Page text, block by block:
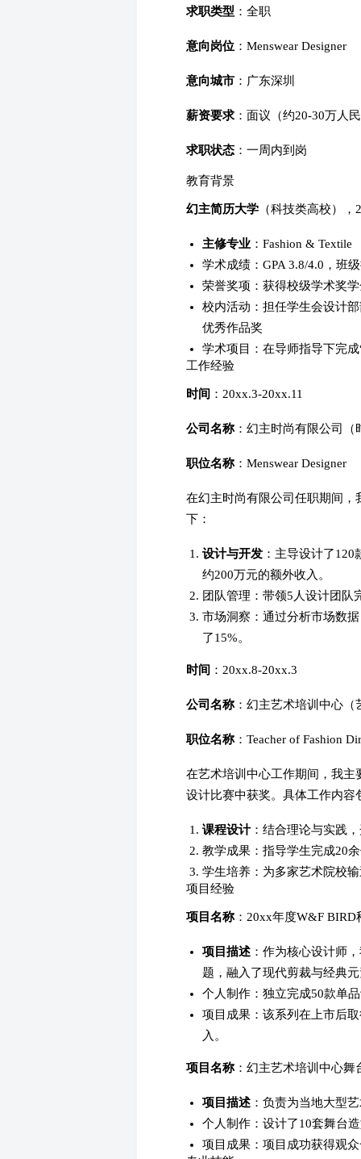
求职类型 ：全职
意向岗位 ：Menswear Designer
意向城市 ：广东深圳
薪资要求 ：面议（约20-30万人
求职状态 ：一周内到岗
教育背景
幻主简历大学 （科技类高校）
主修专业 ：Fashion & Textile
学术成绩：GPA 3.8/4.0，班
荣誉奖项：获得校级学术奖
校内活动：担任学生会设计
优秀作品奖
学术项目：在导师指导下完
工作经验
时间 ：20xx.3-20xx.11
公司名称：幻主时尚有限公司（
职位名称：Menswear Designer
在幻主时尚有限公司任职期间
下：
设计与开发 ：主导设计了
约200万元的额外收入。
团队管理：带领5人设计团队
市场洞察：通过分析市场数
了15%。
时间 ：20xx.8-20xx.3
公司名称：幻主艺术培训中心（
职位名称：Teacher of Fashion
在艺术培训中心工作期间，我主
设计比赛中获奖。具体工作内容
课程设计：结合理论与实践
教学成果：指导学生完成20
学生培养：为多家艺术院校
项目经验
项目名称：20xx年度W&F BIRD
项目描述 ：作为核心设计师
题，融入了现代剪裁与经典
个人制作：独立完成50款单
项目成果：该系列在上市后
入。
项目名称：幻主艺术培训中心舞
项目描述 ：负责为当地大型
个人制作：设计了10套舞台
项目成果：项目成功获得观